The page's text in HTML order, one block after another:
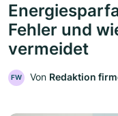
Fehler und
vermeidet
FW Von Redaktion